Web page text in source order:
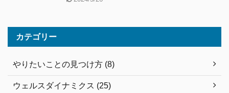
カテゴリー
やりたいことの見つけ方 (8)
ウェルスダイナミクス (25)